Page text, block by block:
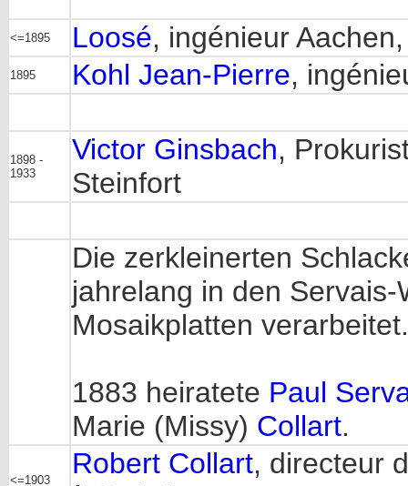
<=1895 Loosé, ingénieur
1895 Kohl Jean-Pierre,
1898 -
1933
Victor Ginsbach,
Steinfort
Die zerkleinerten
jahrelang in den
Mosaikplatten verarbeitet.
1883 heiratete Paul
Marie (Missy) Collart.
<=1903
Robert Collart, directeur